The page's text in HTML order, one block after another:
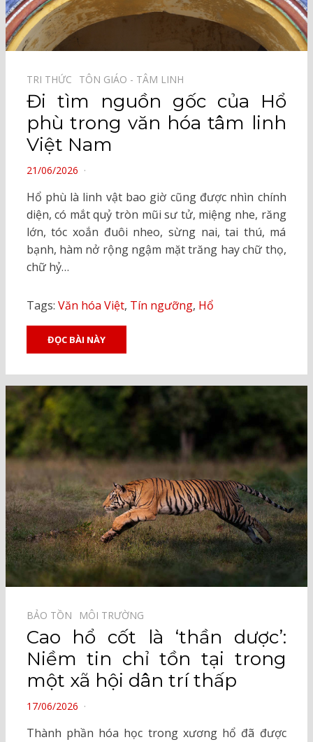
TRI THỨC⠀ TÔN GIÁO - TÂM LINH⠀
Đi tìm nguồn gốc của Hổ
phù trong văn hóa tâm linh
Việt Nam
POSTED
21/06/2026
Hổ phù là linh vật bao giờ cũng được nhìn chính
diện, có mắt quỷ tròn mũi sư tử, miệng nhe, răng
lớn, tóc xoắn đuôi nheo, sừng nai, tai thú, má
bạnh, hàm nở rộng ngậm mặt trăng hay chữ thọ,
chữ hỷ…
Tags: Văn hóa Việt, Tín ngưỡng, Hổ
ĐỌC BÀI NÀY
BẢO TỒN⠀ MÔI TRƯỜNG⠀
Cao hổ cốt là ‘thần dược’:
Niềm tin chỉ tồn tại trong
một xã hội dân trí thấp
POSTED
17/06/2026
Thành phần hóa học trong xương hổ đã được